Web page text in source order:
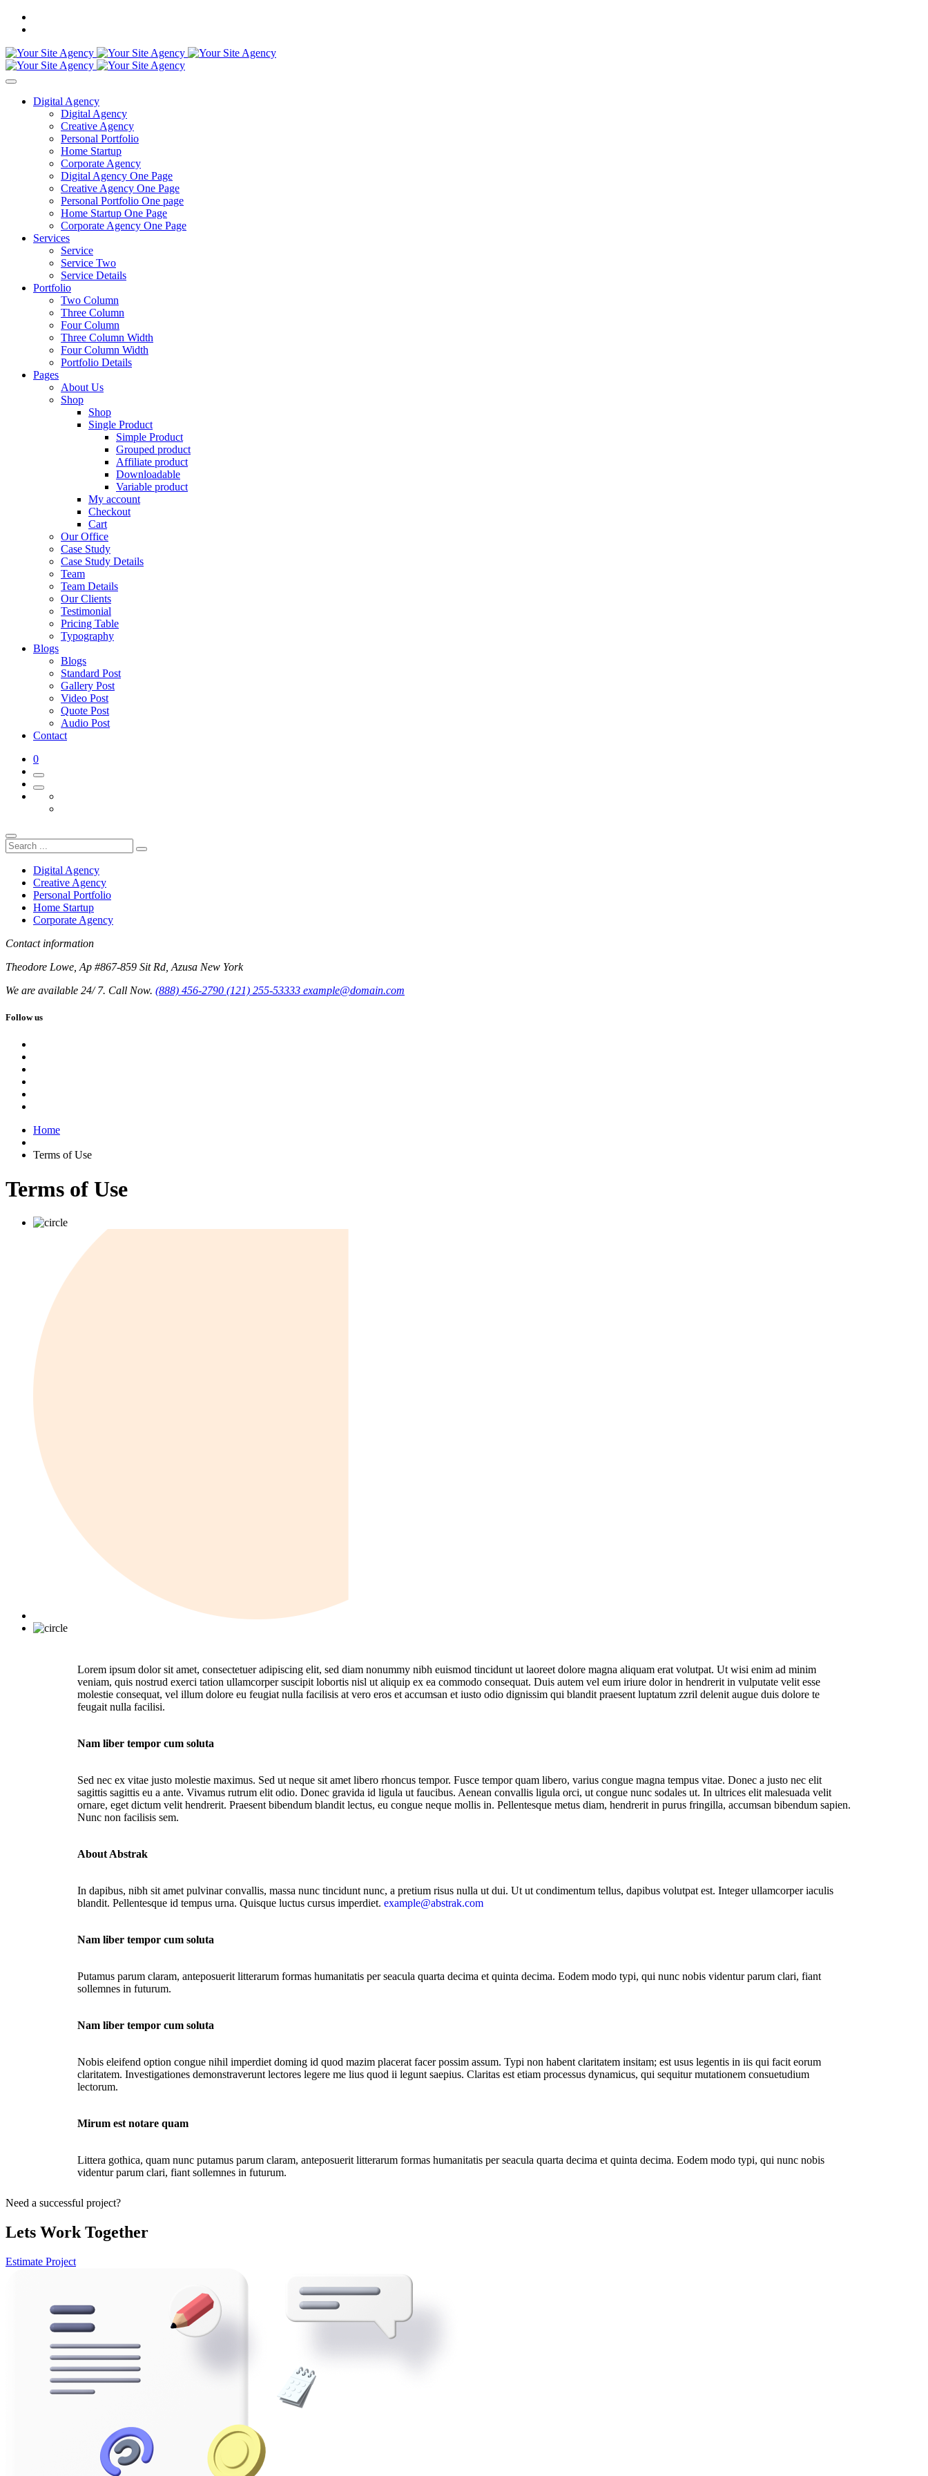
Digital Agency
Digital Agency
Creative Agency
Personal Portfolio
Home Startup
Corporate Agency
Digital Agency One Page
Creative Agency One Page
Personal Portfolio One page
Home Startup One Page
Corporate Agency One Page
Services
Service
Service Two
Service Details
Portfolio
Two Column
Three Column
Four Column
Three Column Width
Four Column Width
Portfolio Details
Pages
About Us
Shop
Shop
Single Product
Simple Product
Grouped product
Affiliate product
Downloadable
Variable product
My account
Checkout
Cart
Our Office
Case Study
Case Study Details
Team
Team Details
Our Clients
Testimonial
Pricing Table
Typography
Blogs
Blogs
Standard Post
Gallery Post
Video Post
Quote Post
Audio Post
Contact
0
Digital Agency
Creative Agency
Personal Portfolio
Home Startup
Corporate Agency
Contact information
Theodore Lowe, Ap #867-859 Sit Rd, Azusa New York
We are available 24/ 7. Call Now. (888) 456-2790 (121) 255-53333 example@domain.com
Follow us
Home
Terms of Use
Terms of Use
Lorem ipsum dolor sit amet, consectetuer adipiscing elit, sed diam nonummy nibh euismod tincidunt ut laoreet dolore magna aliquam erat volutpat. Ut wisi enim ad minim
veniam, quis nostrud exerci tation ullamcorper suscipit lobortis nisl ut aliquip ex ea commodo consequat. Duis autem vel eum iriure dolor in hendrerit in vulputate velit esse
molestie consequat, vel illum dolore eu feugiat nulla facilisis at vero eros et accumsan et iusto odio dignissim qui blandit praesent luptatum zzril delenit augue duis dolore te
feugait nulla facilisi.
Nam liber tempor cum soluta
Sed nec ex vitae justo molestie maximus. Sed ut neque sit amet libero rhoncus tempor. Fusce tempor quam libero, varius congue magna tempus vitae. Donec a justo nec elit
sagittis sagittis eu a ante. Vivamus rutrum elit odio. Donec gravida id ligula ut faucibus. Aenean convallis ligula orci, ut congue nunc sodales ut. In ultrices elit malesuada velit
ornare, eget dictum velit hendrerit. Praesent bibendum blandit lectus, eu congue neque mollis in. Pellentesque metus diam, hendrerit in purus fringilla, accumsan bibendum sapien.
Nunc non facilisis sem.
About Abstrak
In dapibus, nibh sit amet pulvinar convallis, massa nunc tincidunt nunc, a pretium risus nulla ut dui. Ut ut condimentum tellus, dapibus volutpat est. Integer ullamcorper iaculis
blandit. Pellentesque id tempus urna. Quisque luctus cursus imperdiet. example@abstrak.com
Nam liber tempor cum soluta
Putamus parum claram, anteposuerit litterarum formas humanitatis per seacula quarta decima et quinta decima. Eodem modo typi, qui nunc nobis videntur parum clari, fiant
sollemnes in futurum.
Nam liber tempor cum soluta
Nobis eleifend option congue nihil imperdiet doming id quod mazim placerat facer possim assum. Typi non habent claritatem insitam; est usus legentis in iis qui facit eorum
claritatem. Investigationes demonstraverunt lectores legere me lius quod ii legunt saepius. Claritas est etiam processus dynamicus, qui sequitur mutationem consuetudium
lectorum.
Mirum est notare quam
Littera gothica, quam nunc putamus parum claram, anteposuerit litterarum formas humanitatis per seacula quarta decima et quinta decima. Eodem modo typi, qui nunc nobis
videntur parum clari, fiant sollemnes in futurum.
Need a successful project?
Lets Work Together
Estimate Project